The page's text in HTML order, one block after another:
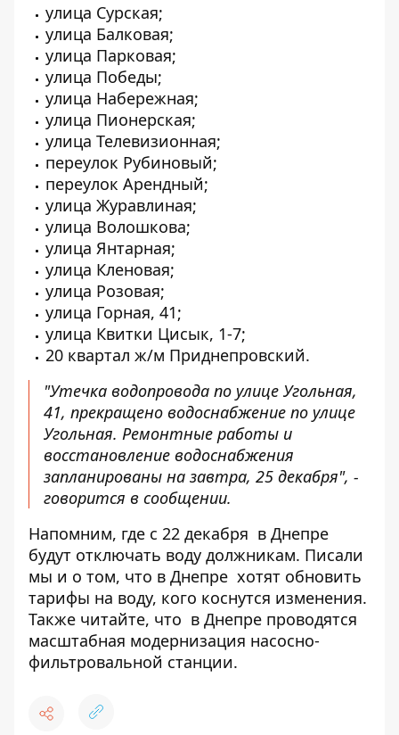
улица Сурская;
улица Балковая;
улица Парковая;
улица Победы;
улица Набережная;
улица Пионерская;
улица Телевизионная;
переулок Рубиновый;
переулок Арендный;
улица Журавлиная;
улица Волошкова;
улица Янтарная;
улица Кленовая;
улица Розовая;
улица Горная, 41;
улица Квитки Цисык, 1-7;
20 квартал ж/м Приднепровский.
"Утечка водопровода по улице Угольная,
41, прекращено водоснабжение по улице
Угольная. Ремонтные работы и
восстановление водоснабжения
запланированы на завтра, 25 декабря", -
говорится в сообщении.
Напомним, где с 22 декабря в Днепре
будут отключать воду должникам. Писали
мы и о том, что в Днепре хотят обновить
тарифы на воду, кого коснутся изменения.
Также читайте, что в Днепре проводятся
масштабная модернизация насосно-
фильтровальной станции.